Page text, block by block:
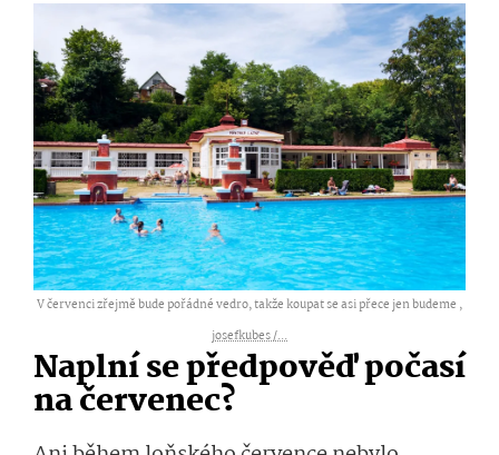
V červenci zřejmě bude pořádné vedro, takže koupat se asi přece jen budeme ,
josefkubes /...
Naplní se předpověď počasí
na červenec?